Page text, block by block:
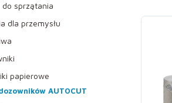
do sprzątania
brukowa, Elewacja
Szyby
dla przemysłu
papierowe
AUTOCUT